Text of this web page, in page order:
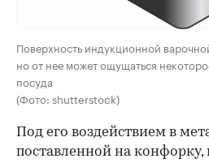
Поверхность индукционной
но от нее может ощущаться
посуда
(Фото: shutterstock)
Под его воздействием в
поставленной на